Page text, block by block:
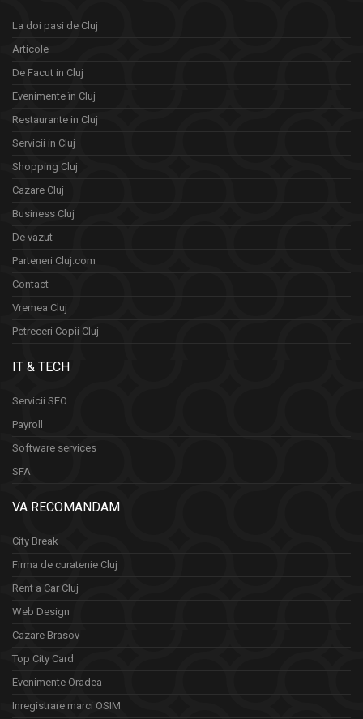
La doi pasi de Cluj
Articole
De Facut in Cluj
Evenimente în Cluj
Restaurante in Cluj
Servicii in Cluj
Shopping Cluj
Cazare Cluj
Business Cluj
De vazut
Parteneri Cluj.com
Contact
Vremea Cluj
Petreceri Copii Cluj
IT & TECH
Servicii SEO
Payroll
Software services
SFA
VA RECOMANDAM
City Break
Firma de curatenie Cluj
Rent a Car Cluj
Web Design
Cazare Brasov
Top City Card
Evenimente Oradea
Inregistrare marci OSIM